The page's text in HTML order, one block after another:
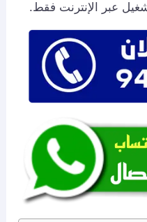
عبر الإنترنت فقط.